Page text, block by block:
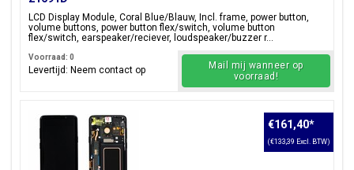
LCD Display Module, Coral Blue/Blauw, Incl. frame, power button,
volume buttons, power button flex/switch, volume button
flex/switch, earspeaker/reciever, loudspeaker/buzzer r...
Voorraad: 0
Levertijd: Neem contact op
Mail mij wanneer op
voorraad!
€161,40*
(€133,39 Excl. BTW)